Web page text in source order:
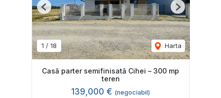
1 / 18 Harta
Previous Next
Casă parter semifinisatǎ Cihei – 300 mp
teren
139,000 € (negociabil)